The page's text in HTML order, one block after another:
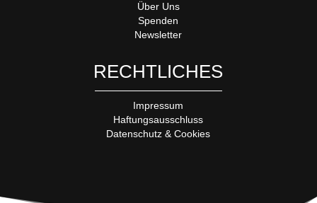
Über Uns
Spenden
Newsletter
RECHTLICHES
Impressum
Haftungsausschluss
Datenschutz & Cookies